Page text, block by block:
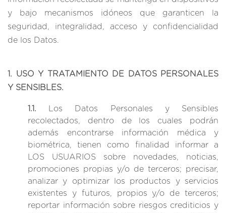
y bajo mecanismos idóneos que garanticen la
seguridad, integralidad, acceso y confidencialidad
de los Datos.
1. USO Y TRATAMIENTO DE DATOS PERSONALES
Y SENSIBLES.
1.1. Los Datos Personales y Sensibles
recolectados, dentro de los cuales podrán
además encontrarse información médica y
biométrica, tienen como finalidad informar a
LOS USUARIOS sobre novedades, noticias,
promociones propias y/o de terceros; precisar,
analizar y optimizar los productos y servicios
existentes y futuros, propios y/o de terceros;
reportar información sobre riesgos crediticios y